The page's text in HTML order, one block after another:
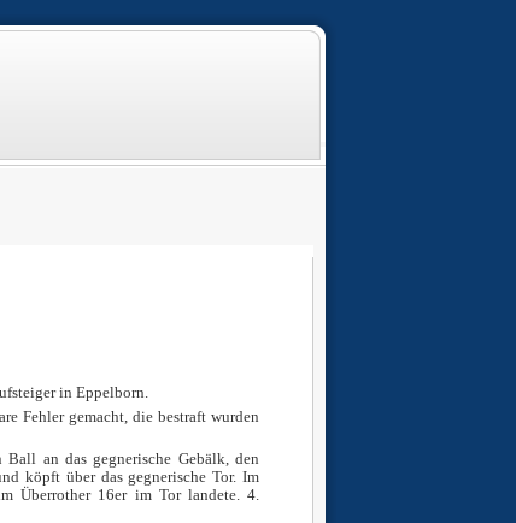
in Eppelborn.
Fehler gemacht, die bestraft wurden
an das gegnerische Gebälk, den
köpft über das gegnerische Tor. Im
Überrother 16er im Tor landete. 4.